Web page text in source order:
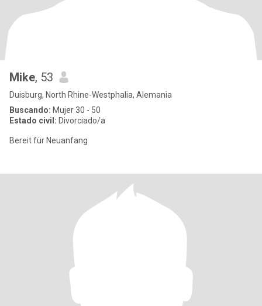
Mike, 53
Duisburg, North Rhine-Westphalia, Alemania
Buscando: Mujer 30 - 50
Estado civil: Divorciado/a
Bereit für Neuanfang